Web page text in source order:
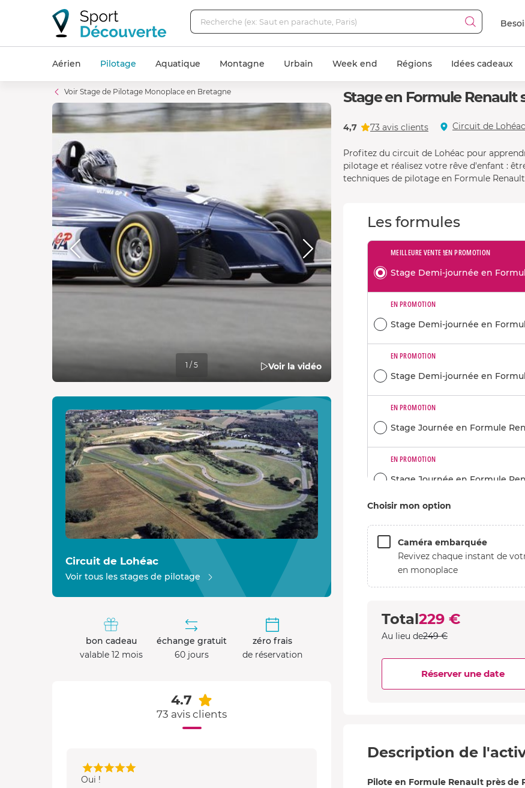
Aérien Pilotage Aquatique Montagne Urbain Week end Régions Idées cadeaux
Stage en Formule Renault
4,7 73 avis clients Circuit de
Profitez du circuit de Lohéac pour
pilotage et réalisez votre rêve d'enfant :
techniques de pilotage en Formule
Les formules
MEILLEURE VENTE !EN PROMOTION
Stage Demi-journée en
EN PROMOTION
Stage Demi-journée en
EN PROMOTION
Stage Demi-journée en
EN PROMOTION
Stage Journée en Formule
EN PROMOTION
Stage Journée en Formule
Choisir mon option
Caméra embarquée
Revivez chaque instant de
en monoplace
Total229 €
Au lieu de249 €
Réserver une date
Description de
Pilote en Formule Renault près de
Voir Stage de Pilotage Monoplace en Bretagne
Voir la vidéo
1 / 5
Circuit de Lohéac
Voir tous les stages de pilotage
bon cadeau
valable 12 mois
échange gratuit
60 jours
zéro frais
de réservation
4.7
73 avis clients
Oui !